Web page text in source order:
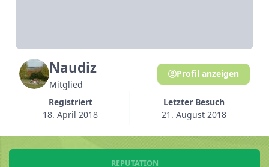
Naudiz
Mitglied
Registriert
18. April 2018
Letzter Besuch
21. August 2018
Profil anzeigen
REPUTATION